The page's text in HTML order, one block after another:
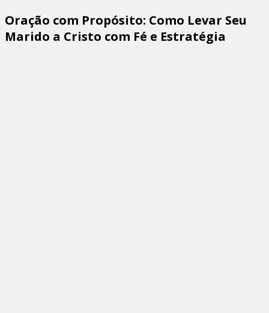
Oração com Propósito: Como Levar Seu
Marido a Cristo com Fé e Estratégia